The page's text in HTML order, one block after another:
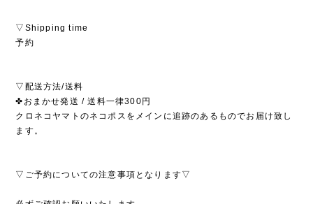
▽Shipping time
予約
▽配送方法/送料
✤おまかせ発送 / 送料一律300円
クロネコヤマトのネコポスをメインに追跡のあるものでお届け致し
ます。
▽ご予約についての注意事項となります▽